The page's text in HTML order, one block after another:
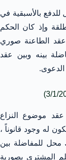
بالأسبقية في
وإذ كان الحكم
عقد الطاعنة صوري
بينه وبين عقد
الدعوى.
موضوع النزاع
له وجود قانوناً ،
محل للمفاضلة بين
المشتري بصورية